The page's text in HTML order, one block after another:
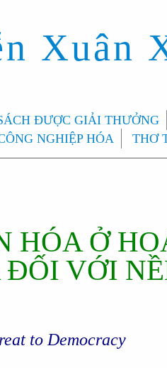
Xuân
ĐƯỢC GIẢI THƯỞNG
NGHIỆP HÓA THƠ
HÓA Ở
VỚI
to Democracy